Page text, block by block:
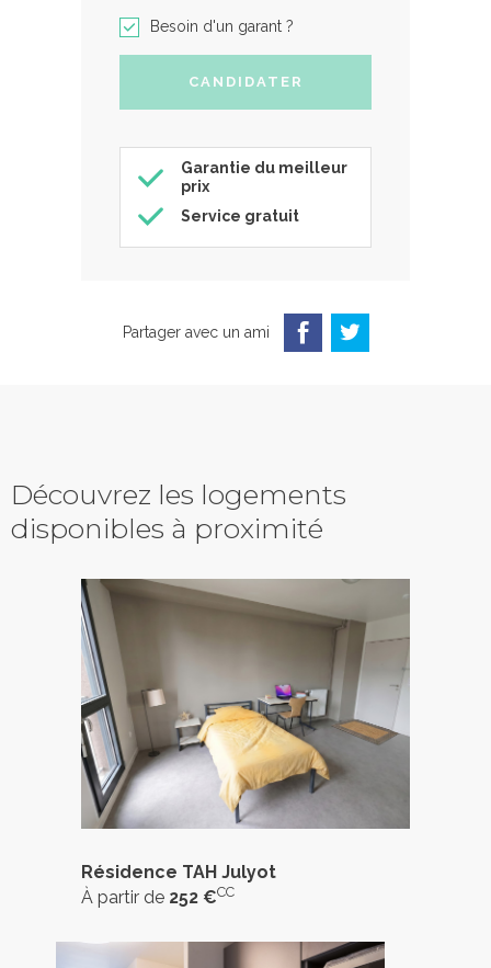
Besoin d'un garant ?
Garantie du meilleur
prix
Service gratuit
Partager avec un ami
Découvrez les logements
disponibles à proximité
Résidence TAH Julyot
À partir de 252 €CC